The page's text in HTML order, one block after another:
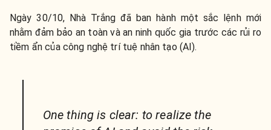
Ngày 30/10, Nhà Trắng đã ban hành một sắc lệnh mới
nhằm đảm bảo an toàn và an ninh quốc gia trước các rủi ro
tiềm ẩn của công nghệ trí tuệ nhân tạo (AI).
One thing is clear: to realize the